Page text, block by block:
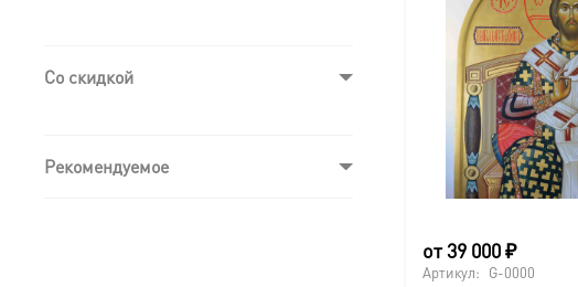
Со скидкой
Рекомендуемое
от39 000₽
Артикул: G-0000